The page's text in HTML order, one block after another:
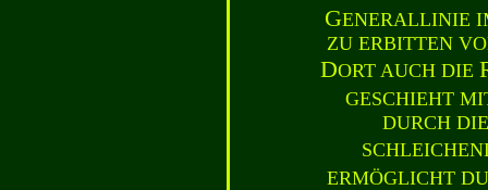
GENERALLINIE
ZU ERBITTEN
DORT AUCH DIE
GESCHIEHT
DURCH
ERMÖGLICHT